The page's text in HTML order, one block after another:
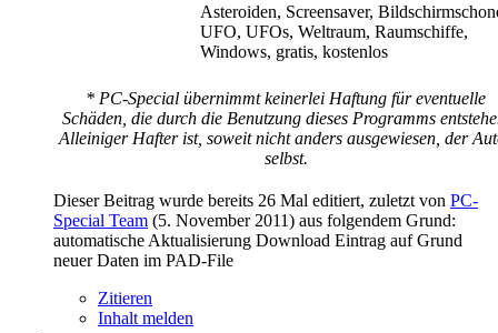
Asteroiden, Screensaver,
UFO, UFOs, Weltraum, Raumschiffe,
Windows, gratis, kostenlos
* PC-Special übernimmt keinerlei Haftung für eventuelle
Schäden, die durch die Benutzung dieses Programms
Alleiniger Hafter ist, soweit nicht anders ausgewiesen, der
selbst.
Dieser Beitrag wurde bereits 26 Mal editiert, zuletzt von PC-
Special Team (5. November 2011) aus folgendem Grund:
automatische Aktualisierung Download Eintrag auf Grund
neuer Daten im PAD-File
Zitieren
Inhalt melden